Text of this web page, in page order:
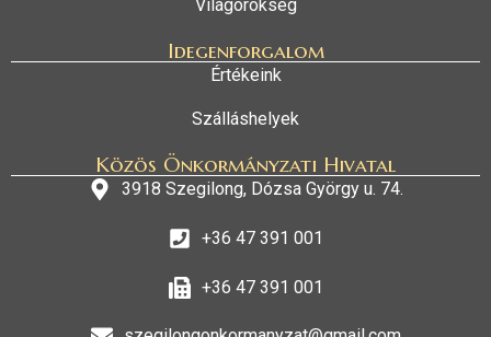
Világörökség
Idegenforgalom
Értékeink
Szálláshelyek
Közös Önkormányzati Hivatal
3918 Szegilong, Dózsa György u. 74.
+36 47 391 001
+36 47 391 001